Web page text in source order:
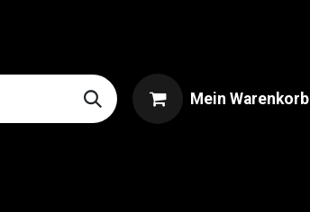
Mein Warenkorb